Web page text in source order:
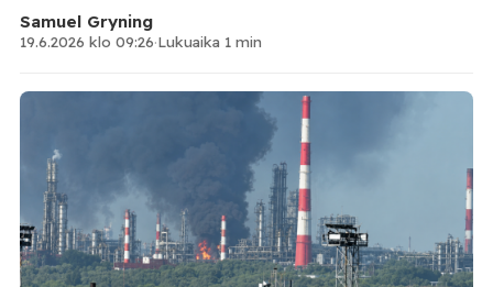
Samuel Gryning
19.6.2026 klo 09:26·Lukuaika 1 min